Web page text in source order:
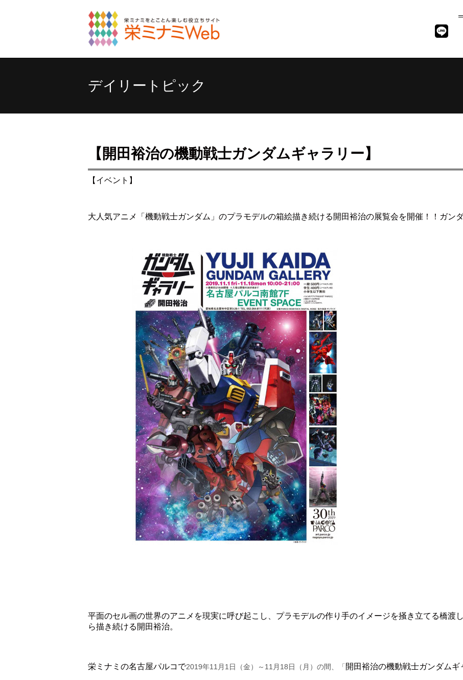
デイリートピック
【開田裕治の機動戦士ガンダムギャラリー】
【イベント】
大人気アニメ「機動戦士ガンダム」のプラモデルの箱絵描き続ける開田裕治の展覧会を開催！！ガン
平面のセル画の世界のアニメを現実に呼び起こし、プラモデルの作り手のイメージを掻き立てる橋渡
ら描き続ける開田裕治。
栄ミナミの名古屋パルコで2019年11月1日（金）～11月18日（月）の間、「 開田裕治の機動戦士ガンダムギ